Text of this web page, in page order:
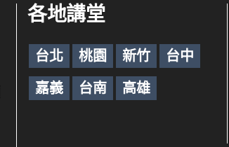
各地講堂
台北 桃園 新竹 台中
嘉義 台南 高雄